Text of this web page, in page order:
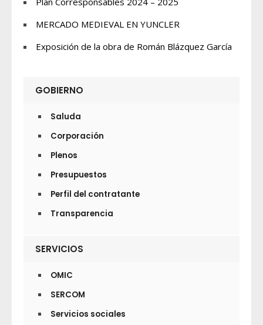
MERCADO MEDIEVAL EN YUNCLER
Exposición de la obra de Román Blázquez García
GOBIERNO
Saluda
Corporación
Plenos
Presupuestos
Perfil del contratante
Transparencia
SERVICIOS
OMIC
SERCOM
Servicios sociales